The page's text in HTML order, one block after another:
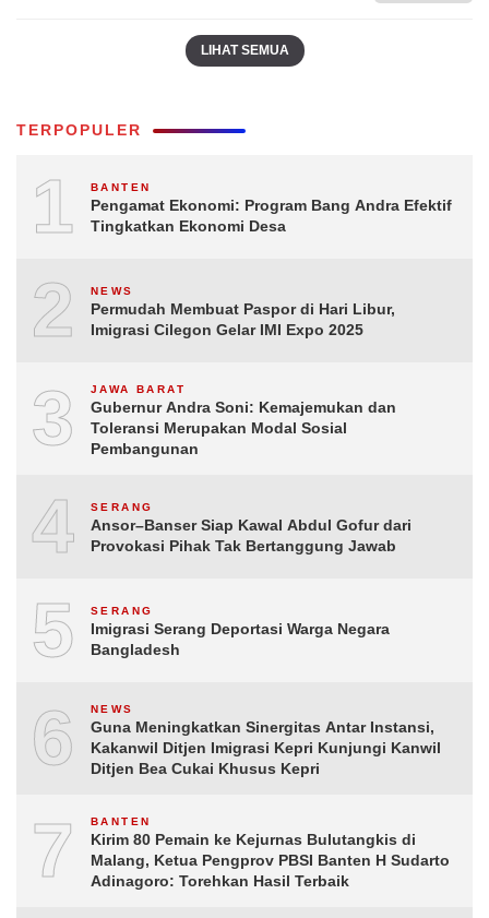
LIHAT SEMUA
TERPOPULER
1 BANTEN
Pengamat Ekonomi: Program Bang Andra Efektif
Tingkatkan Ekonomi Desa
2 NEWS
Permudah Membuat Paspor di Hari Libur,
Imigrasi Cilegon Gelar IMI Expo 2025
3 JAWA BARAT
Gubernur Andra Soni: Kemajemukan dan
Toleransi Merupakan Modal Sosial
Pembangunan
4 SERANG
Ansor–Banser Siap Kawal Abdul Gofur dari
Provokasi Pihak Tak Bertanggung Jawab
5 SERANG
Imigrasi Serang Deportasi Warga Negara
Bangladesh
6 NEWS
Guna Meningkatkan Sinergitas Antar Instansi,
Kakanwil Ditjen Imigrasi Kepri Kunjungi Kanwil
Ditjen Bea Cukai Khusus Kepri
7 BANTEN
Kirim 80 Pemain ke Kejurnas Bulutangkis di
Malang, Ketua Pengprov PBSI Banten H Sudarto
Adinagoro: Torehkan Hasil Terbaik